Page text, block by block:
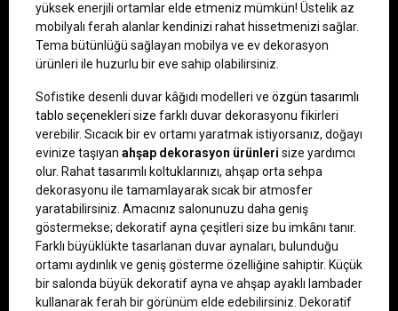
yüksek enerjili ortamlar elde etmeniz mümkün! Üstelik az
mobilyalı ferah alanlar kendinizi rahat hissetmenizi sağlar.
Tema bütünlüğü sağlayan mobilya ve ev dekorasyon
ürünleri ile huzurlu bir eve sahip olabilirsiniz.
Sofistike desenli duvar kâğıdı modelleri ve özgün tasarımlı
tablo seçenekleri size farklı duvar dekorasyonu fikirleri
verebilir. Sıcacık bir ev ortamı yaratmak istiyorsanız, doğayı
evinize taşıyan ahşap dekorasyon ürünleri size yardımcı
olur. Rahat tasarımlı koltuklarınızı, ahşap orta sehpa
dekorasyonu ile tamamlayarak sıcak bir atmosfer
yaratabilirsiniz. Amacınız salonunuzu daha geniş
göstermekse; dekoratif ayna çeşitleri size bu imkânı tanır.
Farklı büyüklükte tasarlanan duvar aynaları, bulunduğu
ortamı aydınlık ve geniş gösterme özelliğine sahiptir. Küçük
bir salonda büyük dekoratif ayna ve ahşap ayaklı lambader
kullanarak ferah bir görünüm elde edebilirsiniz. Dekoratif